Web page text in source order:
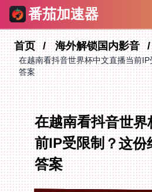
番茄加速器
首页 海外解锁国内影音
在越南看抖音世界杯中文直播当前
答案
在越南看抖音世
前IP受限制？这份
答案